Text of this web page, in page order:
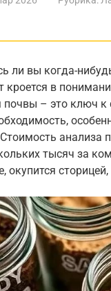
ли вы когда-
кроется в
почвы – это ключ
Стоимость
тысяч за
окупится